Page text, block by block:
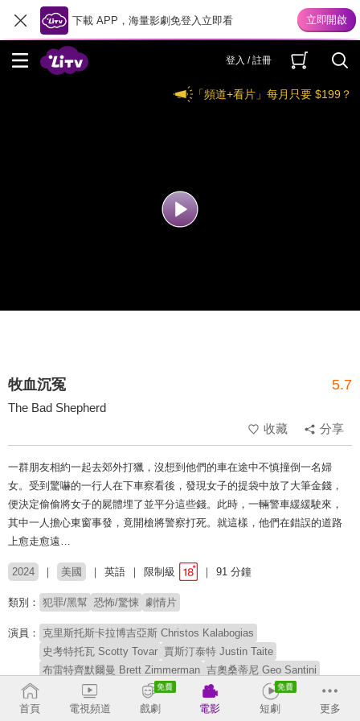
下載 APP，海量影劇免登入立即看
登入 / 註冊
「頻道+看片」每月只要 $199？
牧血沉冤 5.7
The Bad Shepherd
收藏
分享
一群朋友相約一起去郊外打獵，沒想到他們的車在途中不慎撞倒一名婦
女。受到驚嚇的一行人在下車察看後，發現女子的提袋中放了大筆金錢，
便決定偷偷將女子的屍體埋了並平分這些錢。此時，一輛警車緩緩駛來，
其中一人擔心東窗事發，竟開槍將警察打死。就這樣，他們在錯誤的道路
上愈走愈遠…
2024 美國 英語 限制級 91 分鐘
類別： 犯罪/黑幫 恐怖/驚悚 劇情片
演員：
克里斯托斯卡拉博吉亞斯 Christos Kalabogias
史考特托瓦 Scotty Tovar 賈斯汀泰特 Justin Taite
布雷特齊默爾曼 Brett Zimmerman 吉奧桑蒂尼 Geo Santini
安妮岡薩雷斯 Annie Gonzalez
寇特妮・B・圖克 Courtney Blythe Turk
首頁 電視頻道 戲劇 電影 短劇 更多